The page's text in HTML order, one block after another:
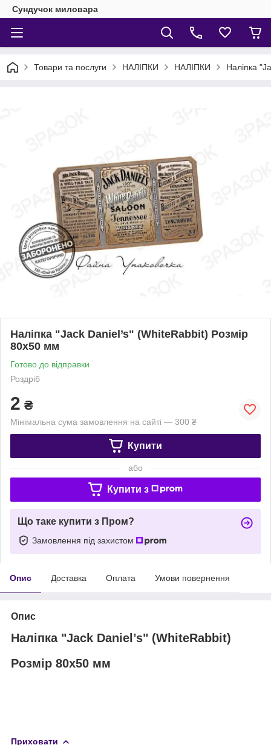
Сундучок миловара
Товари та послуги НАЛІПКИ НАЛІПКИ Наліпка
Наліпка "Jack Daniel’s" (WhiteRabbit) Розмір
80х50 мм
Готово до відправки
Роздріб
2 ₴
Мінімальна сума замовлення на сайті — 300 ₴
Купити
або
Купити з
Що таке купити з Пром?
Замовлення під захистом
Опис Доставка Оплата Умови повернення
Опис
Наліпка "Jack Daniel’s" (WhiteRabbit)
Розмір 80х50 мм
Приховати